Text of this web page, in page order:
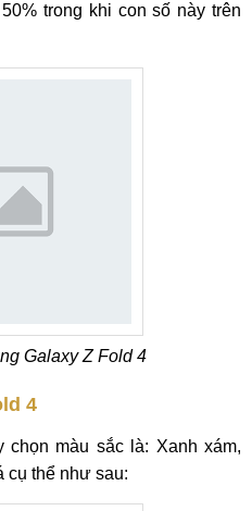
trong khi con số này trên
Galaxy Z Fold 4
4
màu sắc là: Xanh xám,
cụ thể như sau: